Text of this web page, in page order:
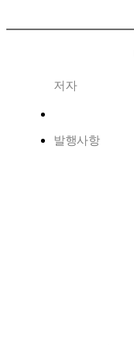
저자
발행사항